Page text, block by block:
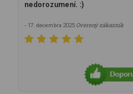
nedorozumení. :)
- 17. decembra 2025 Overený zákazník